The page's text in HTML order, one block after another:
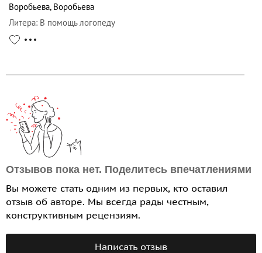
Воробьева, Воробьева
Литера: В помощь логопеду
Отзывов пока нет. Поделитесь впечатлениями
Вы можете стать одним из первых, кто оставил
отзыв об авторе. Мы всегда рады честным,
конструктивным рецензиям.
Написать отзыв